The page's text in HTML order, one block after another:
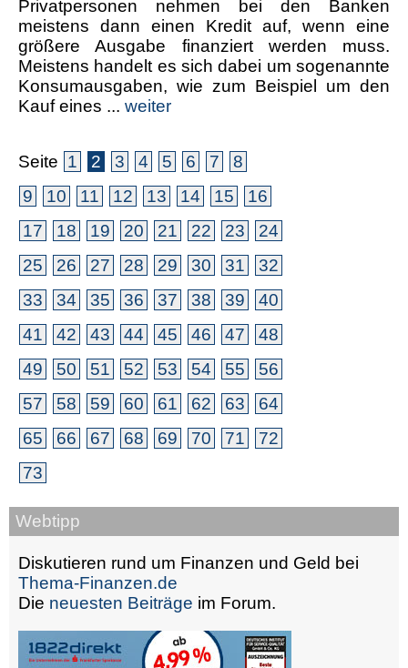
Privatpersonen nehmen bei den Banken
meistens dann einen Kredit auf, wenn eine
größere Ausgabe finanziert werden muss.
Meistens handelt es sich dabei um sogenannte
Konsumausgaben, wie zum Beispiel um den
Kauf eines ... weiter
Seite 1 2 3 4 5 6 7
8
9
10 11 12 13 14 15
16
17
18 19 20 21 22 23
24
25
26 27 28 29 30 31
32
33
34 35 36 37 38 39
40
41
42 43 44 45 46 47
48
49
50 51 52 53 54 55
56
57
58 59 60 61 62 63
64
65
66 67 68 69 70 71
72
73
Webtipp
Diskutieren rund um Finanzen und Geld bei
Thema-Finanzen.de
Die neuesten Beiträge im Forum.